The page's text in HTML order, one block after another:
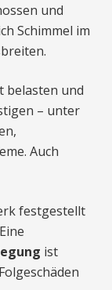
und
Schimmel im
belasten und
– unter
Auch
festgestellt
ist